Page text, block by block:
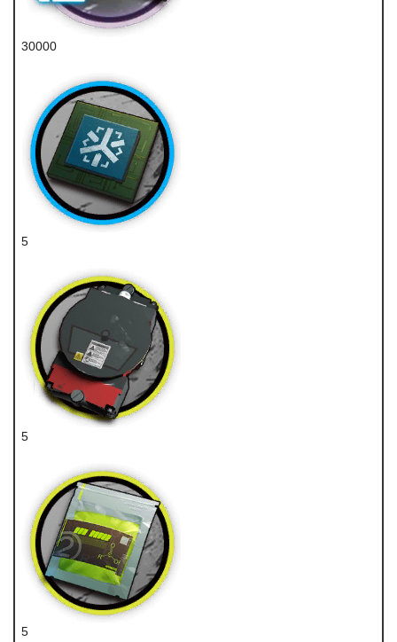
30000
5
5
5